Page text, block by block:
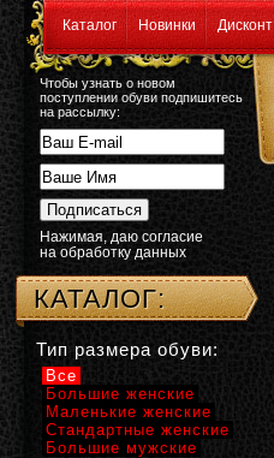
Каталог Новинки Дисконт
Чтобы узнать о новом
поступлении обуви подпишитесь
на рассылку:
Нажимая, даю согласие
на обработку данных
КАТАЛОГ:
Тип размера обуви:
Все
Большие женские
Маленькие женские
Стандартные женские
Большие мужские